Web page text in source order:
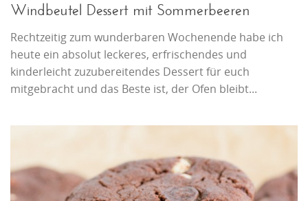
Windbeutel Dessert mit Sommerbeeren
Rechtzeitig zum wunderbaren Wochenende habe ich
heute ein absolut leckeres, erfrischendes und
kinderleicht zuzubereitendes Dessert für euch
mitgebracht und das Beste ist, der Ofen bleibt...